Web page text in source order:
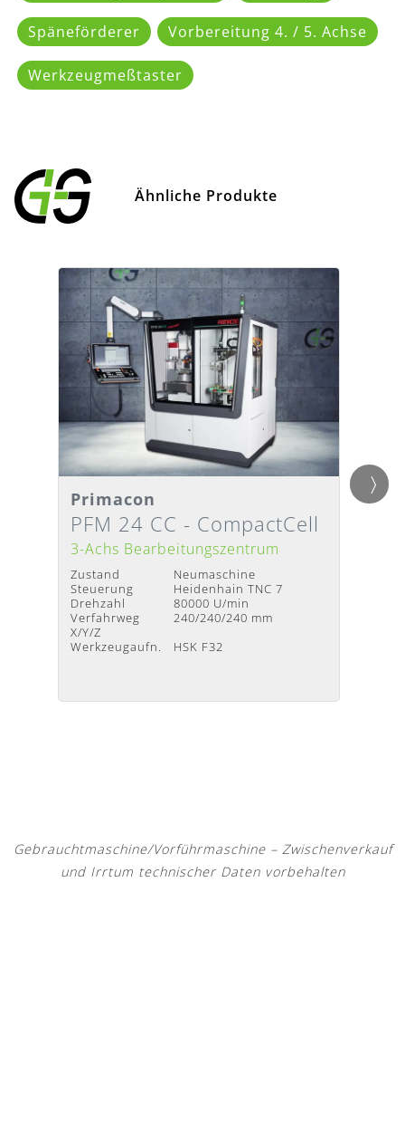
Späneförderer Vorbereitung 4. / 5. Achse
Werkzeugmeßtaster
Ähnliche Produkte
Detailansicht
Lieferzeit Nach Absprache
Primacon
PFM 24 CC - CompactCell
3-Achs Bearbeitungszentrum
Zustand
Neumaschine
Steuerung
Heidenhain TNC 7
Drehzahl
80000 U/min
Verfahrweg
X/Y/Z
240/240/240 mm
Werkzeugaufn.
HSK F32
Axon
Gebrauchtmaschine/Vorführmaschine – Zwischenverkauf
und Irrtum technischer Daten vorbehalten